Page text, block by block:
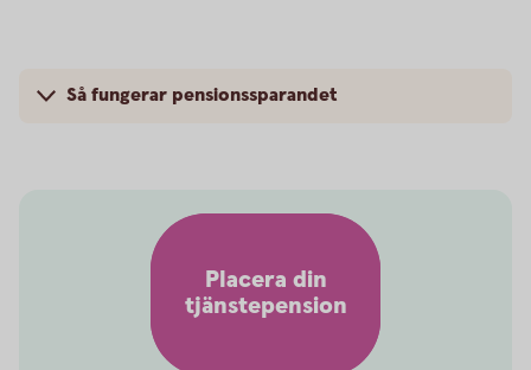
Så fungerar pensionssparandet
Placera din
tjänstepension